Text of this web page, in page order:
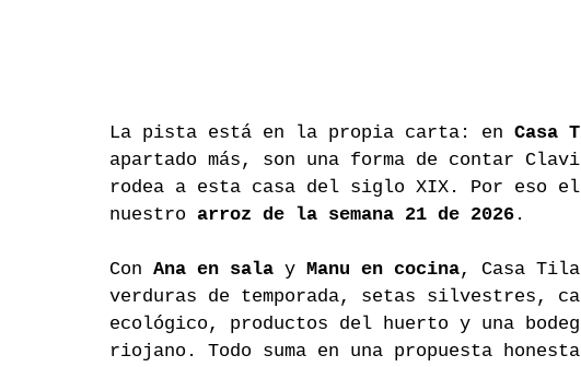
La pista está en la propia carta: en Casa
apartado más, son una forma de contar
rodea a esta casa del siglo XIX. Por eso
nuestro arroz de la semana 21 de 2026 .
Con Ana en sala y Manu en cocina, Casa
verduras de temporada, setas silvestres,
ecológico, productos del huerto y una
riojano. Todo suma en una propuesta